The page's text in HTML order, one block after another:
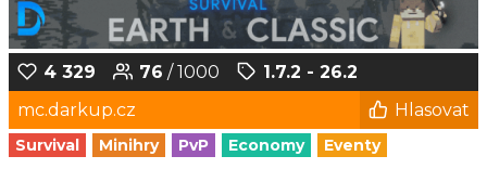
4 329 76 / 1000
1.7.2 - 26.2
mc.darkup.cz
Hlasovat
Survival Minihry PvP Economy Eventy